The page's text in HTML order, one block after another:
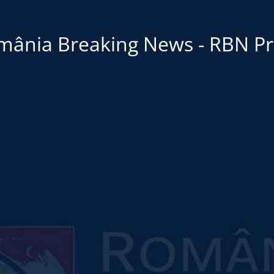
Breaking News - RBN